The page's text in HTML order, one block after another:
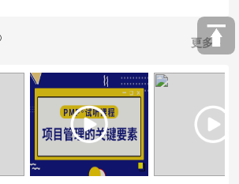
更多